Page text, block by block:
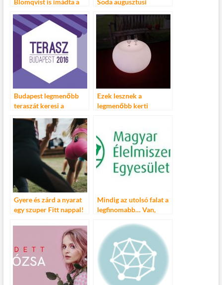
Blomqvist is imádta a
bulisorozatot
Soda augusztusi
Budapest legmenőbb
teraszát keresi a
Ezek lesznek a
legmenőbb kerti
Gyere és zárd a nyarat
egy szuper Fitt nappal!
Mindig az utolsó falat a
legfinomabb… Van,
volt az utolsó